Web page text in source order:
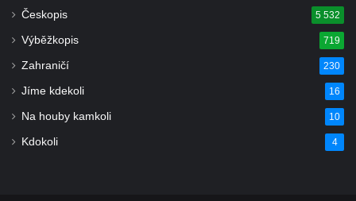
Šluknově
ve Šluknově
Pamětní deska Polské armádě na budově
MÚ v ulici 2. polské armády v Rumburku
Českopis 5 532
Výběžkopis 719
Zahraničí 230
Jíme kdekoli 16
Na houby kamkoli 10
Kdokoli 4